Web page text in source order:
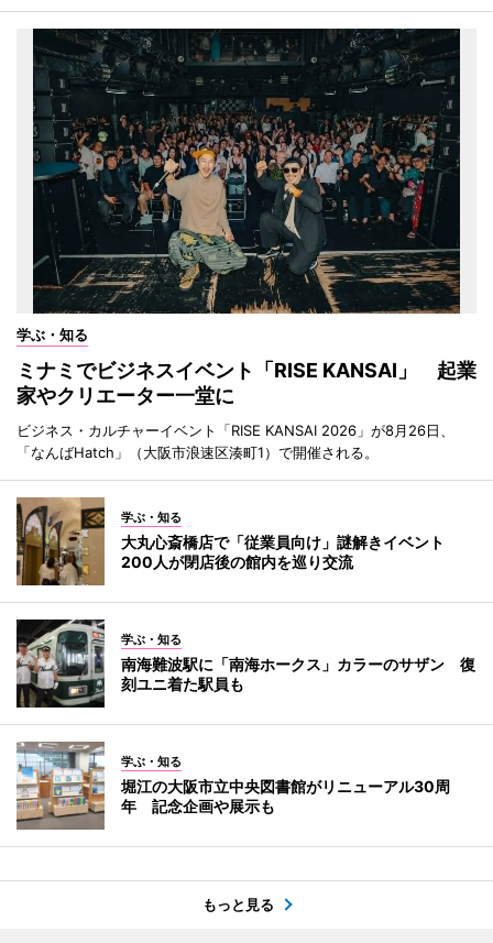
学ぶ・知る
ミナミでビジネスイベント「RISE KANSAI」 起業
家やクリエーター一堂に
ビジネス・カルチャーイベント「RISE KANSAI 2026」が8月26日、
「なんばHatch」（大阪市浪速区湊町1）で開催される。
学ぶ・知る
大丸心斎橋店で「従業員向け」謎解きイベント
200人が閉店後の館内を巡り交流
学ぶ・知る
南海難波駅に「南海ホークス」カラーのサザン 復
刻ユニ着た駅員も
学ぶ・知る
堀江の大阪市立中央図書館がリニューアル30周
年 記念企画や展示も
もっと見る